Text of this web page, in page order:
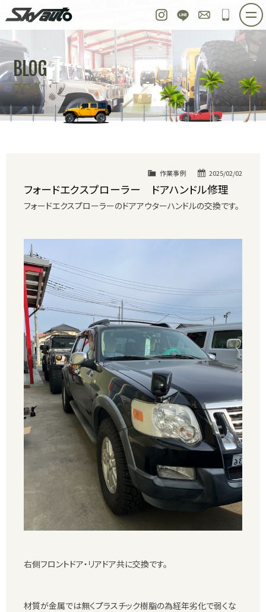
Instagram
LINE お問い合わせ
048-
ホーム 在庫車情報 ご購入プラン
整備作業実例 パーツ販売 買取＆オーダー
店舗紹介 工場紹介 会社概要
スタッフ紹介 求人情報 公式ブログ
BLOG
ブログ
2025/02/02
作業事例
フォードエクスプローラー ドアハンドル修理
フォードエクスプローラーのドアアウターハンドルの交換です。
右側フロントドア・リアドア共に交換です。
材質が金属では無くプラスチック樹脂の為経年劣化で弱くな